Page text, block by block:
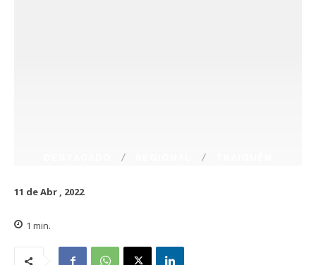
11 de Abr , 2022
1 min.